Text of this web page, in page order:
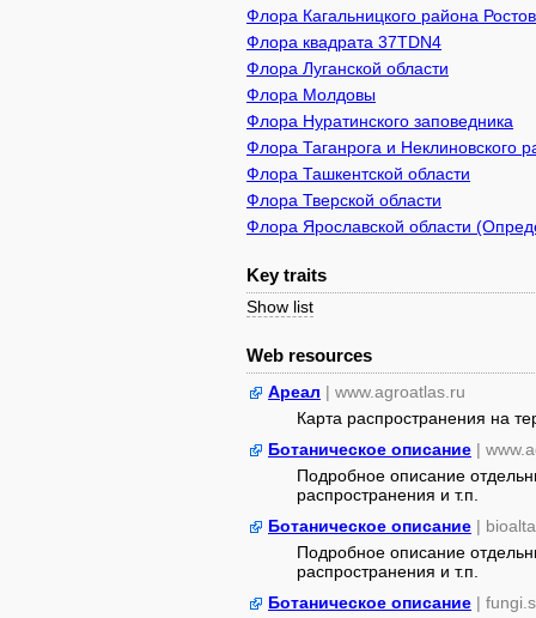
Флора Кагальницкого района
Флора квадрата 37TDN4
Флора Луганской области
Флора Молдовы
Флора Нуратинского заповедника
Флора Таганрога и Неклиновского
Флора Ташкентской области
Флора Тверской области
Флора Ярославской области
Key traits
Show list
Web resources
Ареал | www.agroatlas.ru
Карта распространения на
Ботаническое описание |
Подробное описание
распространения и т.п.
Ботаническое описание |
Подробное описание
распространения и т.п.
Ботаническое описание |